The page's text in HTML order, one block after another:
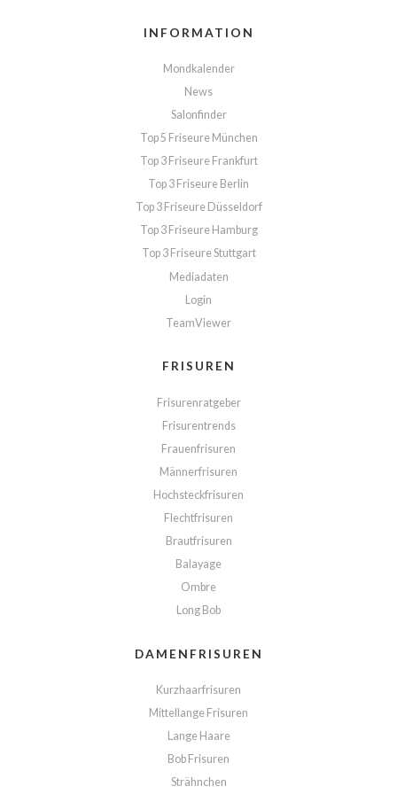
INFORMATION
Mondkalender
News
Salonfinder
Top 5 Friseure München
Top 3 Friseure Frankfurt
Top 3 Friseure Berlin
Top 3 Friseure Düsseldorf
Top 3 Friseure Hamburg
Top 3 Friseure Stuttgart
Mediadaten
Login
TeamViewer
FRISUREN
Frisurenratgeber
Frisurentrends
Frauenfrisuren
Männerfrisuren
Hochsteckfrisuren
Flechtfrisuren
Brautfrisuren
Balayage
Ombre
Long Bob
DAMENFRISUREN
Kurzhaarfrisuren
Mittellange Frisuren
Lange Haare
Bob Frisuren
Strähnchen